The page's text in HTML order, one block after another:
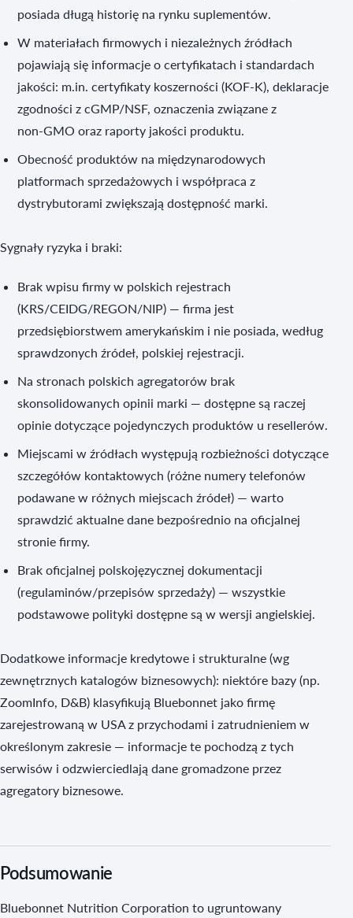
posiada długą historię na rynku suplementów.
W materiałach firmowych i niezależnych źródłach
pojawiają się informacje o certyfikatach i standardach
jakości: m.in. certyfikaty koszerności (KOF‑K), deklaracje
zgodności z cGMP/NSF, oznaczenia związane z
non‑GMO oraz raporty jakości produktu.
Obecność produktów na międzynarodowych
platformach sprzedażowych i współpraca z
dystrybutorami zwiększają dostępność marki.
Sygnały ryzyka i braki:
Brak wpisu firmy w polskich rejestrach
(KRS/CEIDG/REGON/NIP) — firma jest
przedsiębiorstwem amerykańskim i nie posiada, według
sprawdzonych źródeł, polskiej rejestracji.
Na stronach polskich agregatorów brak
skonsolidowanych opinii marki — dostępne są raczej
opinie dotyczące pojedynczych produktów u resellerów.
Miejscami w źródłach występują rozbieżności dotyczące
szczegółów kontaktowych (różne numery telefonów
podawane w różnych miejscach źródeł) — warto
sprawdzić aktualne dane bezpośrednio na oficjalnej
stronie firmy.
Brak oficjalnej polskojęzycznej dokumentacji
(regulaminów/przepisów sprzedaży) — wszystkie
podstawowe polityki dostępne są w wersji angielskiej.
Dodatkowe informacje kredytowe i strukturalne (wg
zewnętrznych katalogów biznesowych): niektóre bazy (np.
ZoomInfo, D&B) klasyfikują Bluebonnet jako firmę
zarejestrowaną w USA z przychodami i zatrudnieniem w
określonym zakresie — informacje te pochodzą z tych
serwisów i odzwierciedlają dane gromadzone przez
agregatory biznesowe.
Podsumowanie
Bluebonnet Nutrition Corporation to ugruntowany